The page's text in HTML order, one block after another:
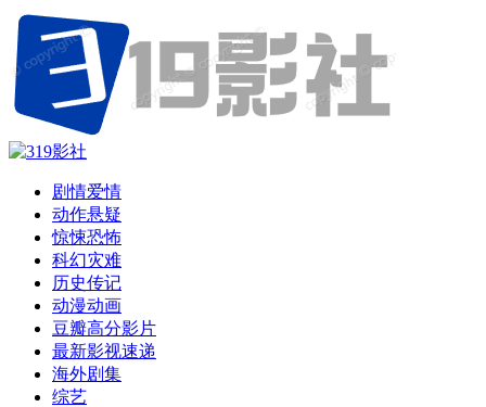
剧情爱情
动作悬疑
惊悚恐怖
科幻灾难
历史传记
动漫动画
豆瓣高分影片
最新影视速递
海外剧集
综艺